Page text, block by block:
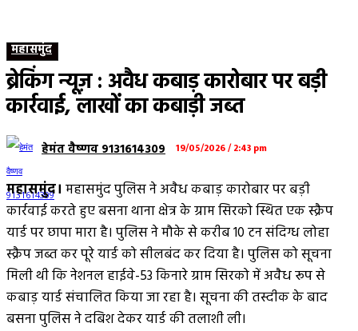
महासमुंद
ब्रेकिंग न्यूज़ : अवैध कबाड़ कारोबार पर बड़ी
कार्रवाई, लाखों का कबाड़ी जब्त
हेमंत वैष्णव 9131614309 19/05/2026 / 2:43 pm
महासमुंद। महासमुंद पुलिस ने अवैध कबाड़ कारोबार पर बड़ी
कार्रवाई करते हुए बसना थाना क्षेत्र के ग्राम सिरको स्थित एक स्क्रैप
यार्ड पर छापा मारा है। पुलिस ने मौके से करीब 10 टन संदिग्ध लोहा
स्क्रैप जब्त कर पूरे यार्ड को सीलबंद कर दिया है। पुलिस को सूचना
मिली थी कि नेशनल हाईवे-53 किनारे ग्राम सिरको में अवैध रूप से
कबाड़ यार्ड संचालित किया जा रहा है। सूचना की तस्दीक के बाद
बसना पुलिस ने दबिश देकर यार्ड की तलाशी ली।